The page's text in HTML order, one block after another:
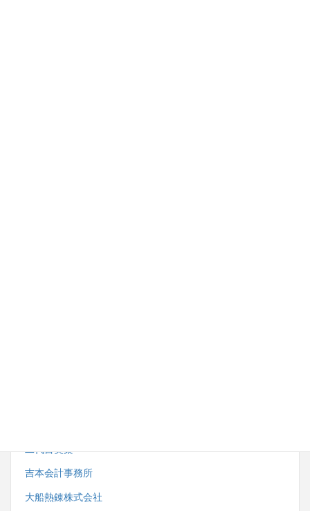
二代目笑楽
吉本会計事務所
大船熱錬株式会社